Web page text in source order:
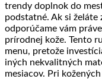
trendy doplnok do
podstatné. Ak si želáte
odporúčame vám
prírodnej kože. Tento
menu, pretože
iných nekvalitných
mesiacov. Pri